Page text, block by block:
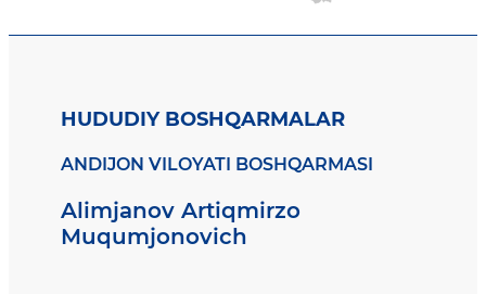
HUDUDIY BOSHQARMALAR
ANDIJON VILOYATI BOSHQARMASI
Alimjanov Artiqmirzo
Muqumjonovich